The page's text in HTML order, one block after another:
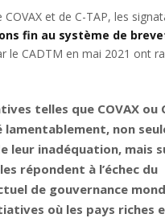
COVAX et de C-TAP, les
fin au système de
le CADTM en mai 2021 ont
telles que COVAX ou
lamentablement, non
leur inadéquation, mais
répondent à l’échec du
de gouvernance
où les pays riches